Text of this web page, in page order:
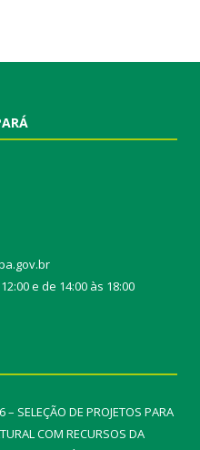
e de 14:00 às 18:00
SELEÇÃO DE PROJETOS PARA
COM RECURSOS DA